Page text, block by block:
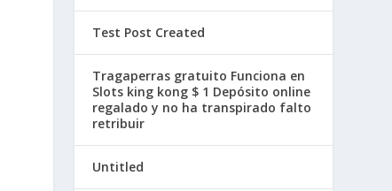
Test Post Created
Tragaperras gratuito Funciona en
Slots king kong $ 1 Depósito online
regalado y no ha transpirado falto
retribuir
Untitled